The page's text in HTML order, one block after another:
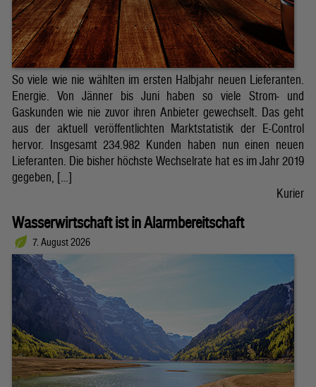
So viele wie nie wählten im ersten Halbjahr neuen Lieferanten.
Energie. Von Jänner bis Juni haben so viele Strom- und
Gaskunden wie nie zuvor ihren Anbieter gewechselt. Das geht
aus der aktuell veröffentlichten Marktstatistik der E-Control
hervor. Insgesamt 234.982 Kunden haben nun einen neuen
Lieferanten. Die bisher höchste Wechselrate hat es im Jahr 2019
gegeben, […]
Kurier
Wasserwirtschaft ist in Alarmbereitschaft
7. August 2026